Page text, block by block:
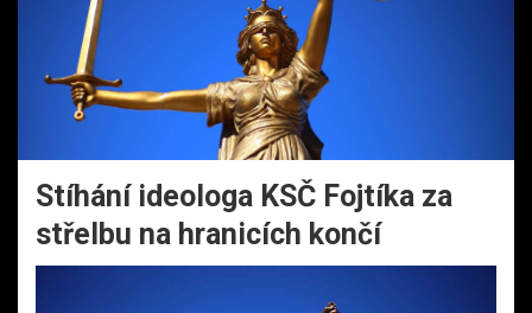
Stíhání ideologa KSČ Fojtíka za
střelbu na hranicích končí